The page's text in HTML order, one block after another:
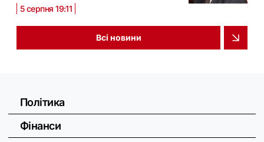
5 серпня 19:11
Всі новини
Політика
Фінанси